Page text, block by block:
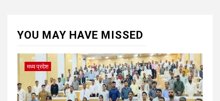
YOU MAY HAVE MISSED
मध्य प्रदेश